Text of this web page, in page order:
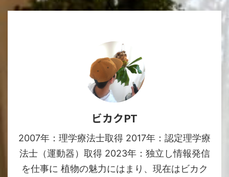
ビカクPT
2007年：理学療法士取得 2017年：認定理学療
法士（運動器）取得 2023年：独立し情報発信
を仕事に 植物の魅力にはまり、現在はビカク